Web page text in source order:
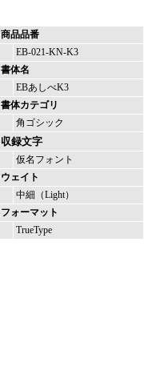
商品品番
EB-021-KN-K3
書体名
EBあしべK3
書体カテゴリ
角ゴシック
収録文字
仮名フォント
ウェイト
中細（Light）
フォーマット
TrueType